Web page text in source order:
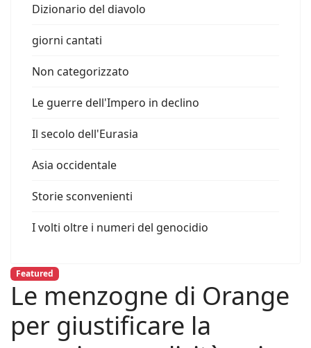
Dizionario del diavolo
giorni cantati
Non categorizzato
Le guerre dell'Impero in declino
Il secolo dell'Eurasia
Asia occidentale
Storie sconvenienti
I volti oltre i numeri del genocidio
Featured
Le menzogne di Orange
per giustificare la